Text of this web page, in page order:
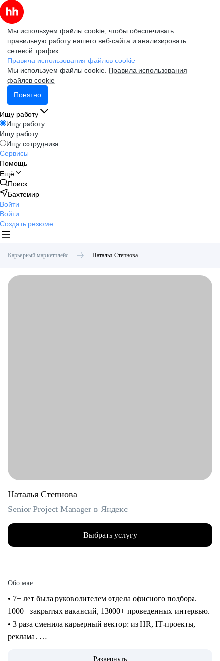
Мы используем файлы cookie, чтобы обеспечивать
правильную работу нашего веб-сайта и анализировать
сетевой трафик.
Правила использования файлов cookie
Мы используем файлы cookie. Правила использования
файлов cookie
Понятно
Ищу работу
Ищу работу
Ищу работу
Ищу сотрудника
Сервисы
Помощь
Ещё
Поиск
Бахтемир
Войти
Войти
Создать резюме
Карьерный маркетплейс Наталья Степнова
Наталья Степнова
Senior Project Manager в Яндекс
Выбрать услугу
Обо мне
• 7+ лет была руководителем отдела офисного подбора.
1000+ закрытых вакансий, 13000+ проведенных интервью.
• 3 раза сменила карьерный вектор: из HR, IT-проекты,
реклама.
Развернуть